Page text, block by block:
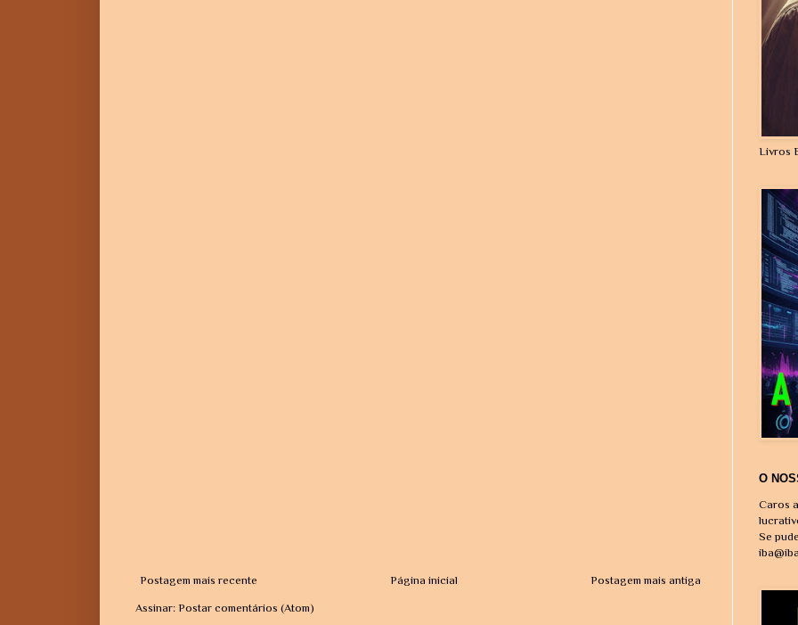
Postagem mais recente Postagem mais antiga
Página inicial
Assinar: Postar comentários (Atom)
Livros
O
Caros
Se